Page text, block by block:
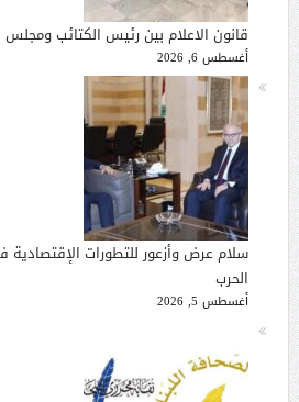
قانون الاعلام بين رئيس الكتائب ومجلس
أغسطس 6, 2026
سلام عرض وأزعور للتطورات
الحرب
أغسطس 5, 2026